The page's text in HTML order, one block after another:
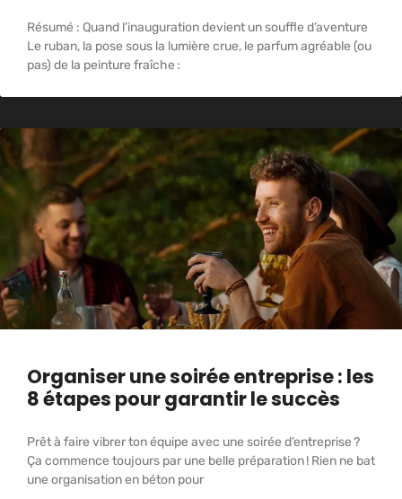
Résumé : Quand l’inauguration devient un souffle d’aventure
Le ruban, la pose sous la lumière crue, le parfum agréable (ou
pas) de la peinture fraîche :
Organiser une soirée entreprise : les
8 étapes pour garantir le succès
Prêt à faire vibrer ton équipe avec une soirée d’entreprise ?
Ça commence toujours par une belle préparation ! Rien ne bat
une organisation en béton pour